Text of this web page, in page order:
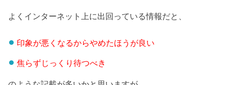
よくインターネット上に出回っている情報だと、
印象が悪くなるからやめたほうが良い
焦らずじっくり待つべき